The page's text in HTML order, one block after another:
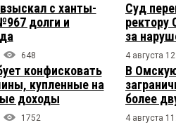
с ханты-
долги и
648
конфисковать
купленные на
доходы
1752
Суд
за
4 августа
В
более
4 августа